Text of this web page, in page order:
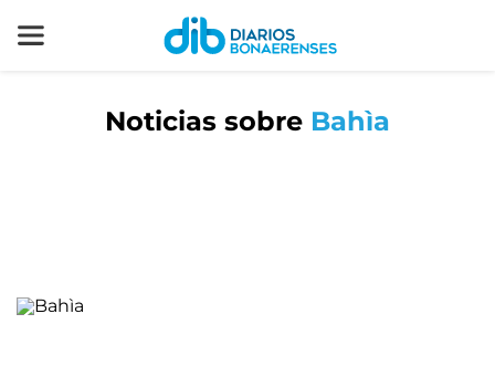
Noticias sobre Bahìa